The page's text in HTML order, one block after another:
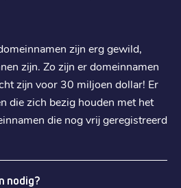
zijn erg gewild,
zijn. Zo zijn er domeinnamen
zijn voor 30 miljoen dollar! Er
die zich bezig houden met het
die nog vrij geregistreerd
nodig?